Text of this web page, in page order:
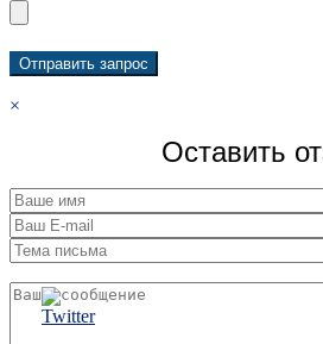
×
Оставить